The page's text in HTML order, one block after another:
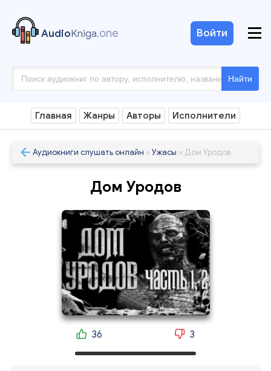
AudioKniga.one
Найти
Войти
Главная Жанры Авторы Исполнители
Аудиокниги слушать онлайн » Ужасы » Дом Уродов
Дом Уродов
36 3